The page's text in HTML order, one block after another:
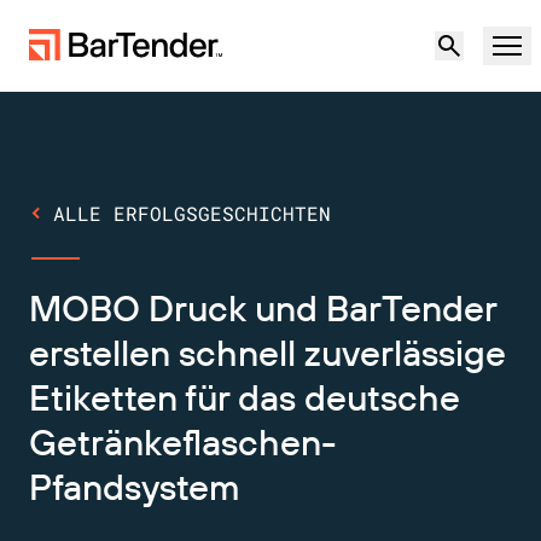
ETIKETTIERUNG, MARKIERUNG UND CODIERUNG
BarTender-Etikettierung
ETIKETTIERFUNKTIONEN
Gestalten
Lösungen
NACH ANWENDUNGSFALL
Produktion
Lager
Einzelhandel
Druckertreiber herunterladen
Support-Pläne
Partner
Partner werden
Support
Kostenlos
ALLE ERFOLGSGESCHICHTEN
MOBO Druck und BarTender
erstellen schnell zuverlässige
Etiketten für das deutsche
Getränkeflaschen-
Pfandsystem